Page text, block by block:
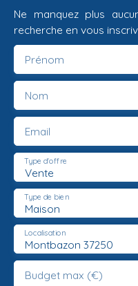
Ne manquez plus
recherche en vous
Prénom
Nom
Email
Vente
Type d'offre
Maison
Type de bien
Montbazon 37250
Localisation
Budget max (€)